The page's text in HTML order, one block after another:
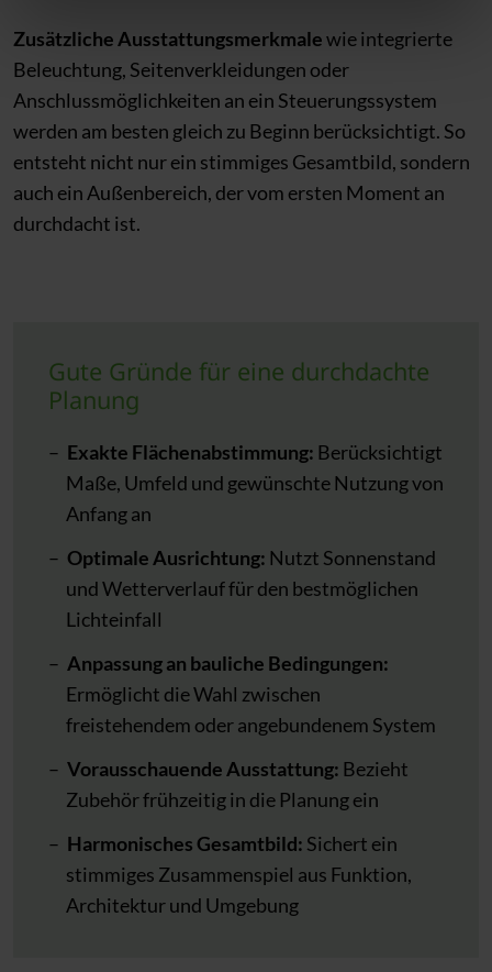
Zusätzliche Ausstattungsmerkmalewie integrierte
Beleuchtung, Seitenverkleidungen oder
Anschlussmöglichkeiten an ein Steuerungssystem
werden am besten gleich zu Beginn berücksichtigt. So
entsteht nicht nur ein stimmiges Gesamtbild, sondern
auch ein Außenbereich, der vom ersten Moment an
durchdacht ist.
Gute Gründe für eine durchdachte
Planung
Exakte Flächenabstimmung: Berücksichtigt
Maße, Umfeld und gewünschte Nutzung von
Anfang an
Optimale Ausrichtung: Nutzt Sonnenstand
und Wetterverlauf für den bestmöglichen
Lichteinfall
Anpassung an bauliche Bedingungen:
Ermöglicht die Wahl zwischen
freistehendem oder angebundenem System
Vorausschauende Ausstattung: Bezieht
Zubehör frühzeitig in die Planung ein
Harmonisches Gesamtbild: Sichert ein
stimmiges Zusammenspiel aus Funktion,
Architektur und Umgebung